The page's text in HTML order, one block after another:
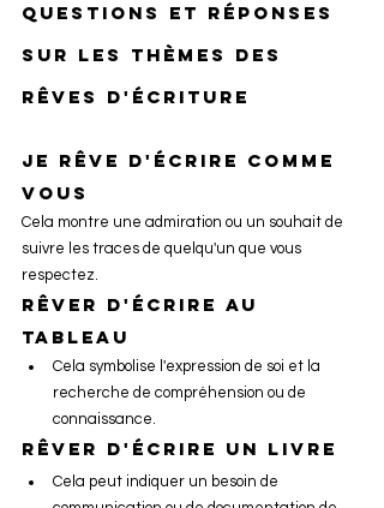
Questions et réponses
sur les thèmes des
rêves d'écriture
Je rêve d'écrire comme
vous
Cela montre une admiration ou un souhait de
suivre les traces de quelqu'un que vous
respectez.
Rêver d'écrire au
tableau
Cela symbolise l'expression de soi et la
recherche de compréhension ou de
connaissance.
Rêver d'écrire un livre
Cela peut indiquer un besoin de